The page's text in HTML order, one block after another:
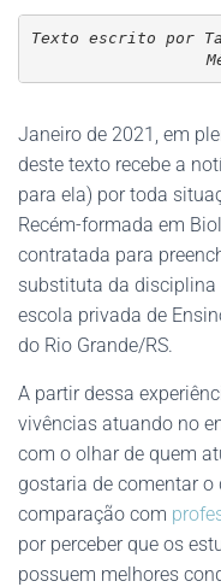
Texto escrito por
Janeiro de 2021, em
deste texto recebe a
para ela) por toda
Recém-formada em
contratada para
substituta da disciplina
escola privada de
do Rio Grande/RS.
A partir dessa
vivências atuando no
com o olhar de quem
gostaria de comentar
comparação com
por perceber que os
possuem melhores